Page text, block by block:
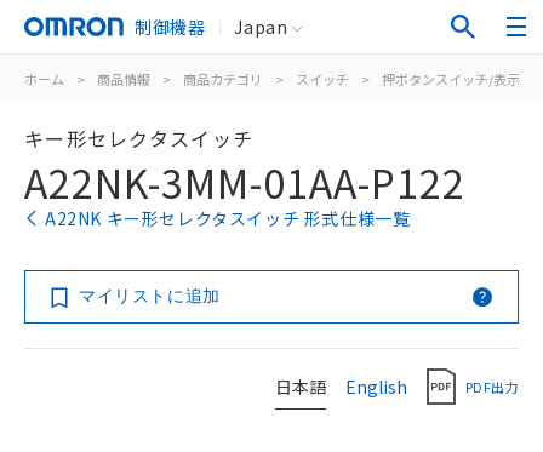
制御機器 Japan
ホーム > 商品情報 > 商品カテゴリ > スイッチ > 押ボタンスイッチ/表示灯
キー形セレクタスイッチ
A22NK-3MM-01AA-P122
A22NK キー形セレクタスイッチ 形式仕様一覧
マイリストに追加
日本語 English PDF出力